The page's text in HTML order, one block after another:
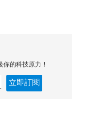
的科技原力！
立即訂閱